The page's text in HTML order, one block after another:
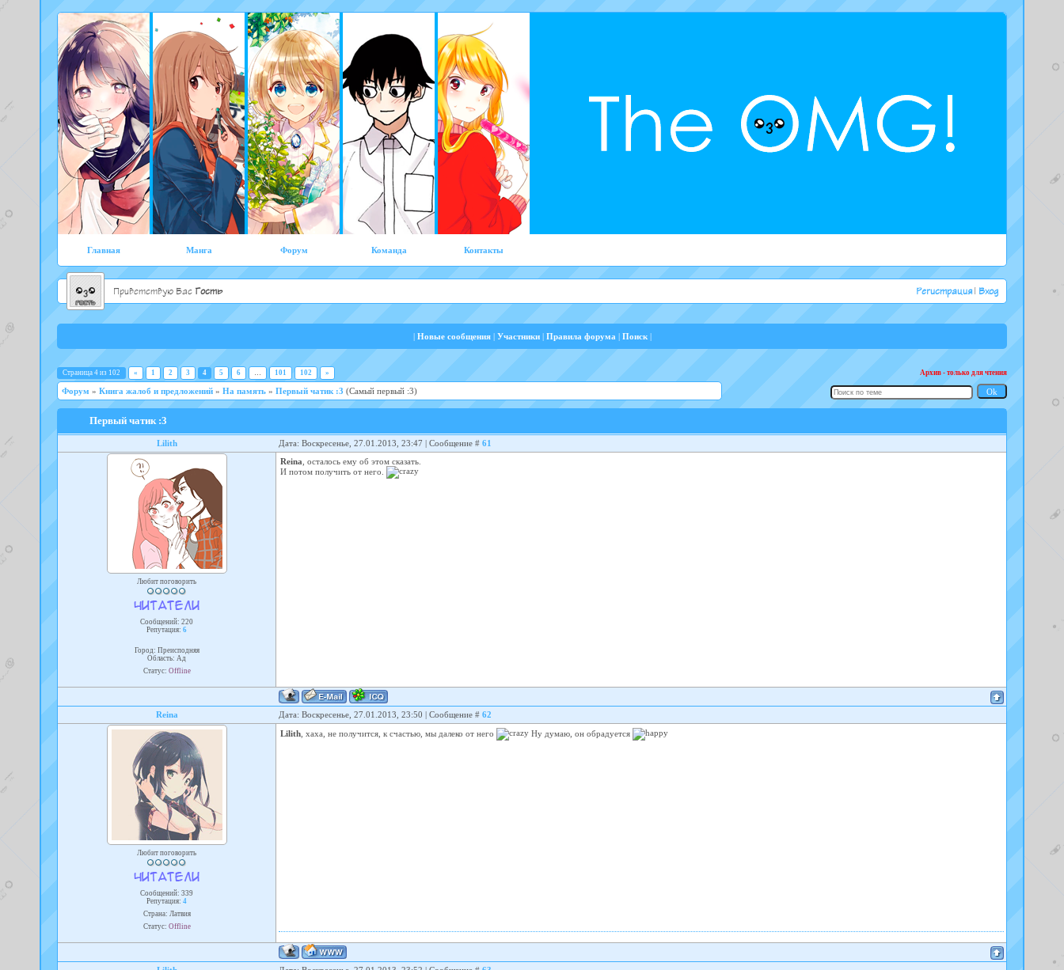
Главная Манга Форум Команда Контакты
Приветствую Вас Гость Регистрация| Вход
| Новые сообщения| Участники| Правила форума | Поиск|
Страница 4 из 102 « 1 2 3 4 5 6 … 101 102 » Архив - только для чтения
Форум » Книга жалоб и предложений » На память » Первый чатик :3 (Самый первый :3)
Первый чатик :3
Lilith Дата: Воскресенье, 27.01.2013, 23:47 | Сообщение # 61
Любит поговорить
Сообщений: 220
Репутация: 6
Город: Преисподняя
Область: Ад
Статус: Offline
Reina , осталось ему об этом сказать.
И потом получить от него.
Reina Дата: Воскресенье, 27.01.2013, 23:50 | Сообщение # 62
Любит поговорить
Сообщений: 339
Репутация: 4
Страна: Латвия
Статус: Offline
Lilith , хаха, не получится, к счастью, мы далеко от него Ну думаю, он обрадуется